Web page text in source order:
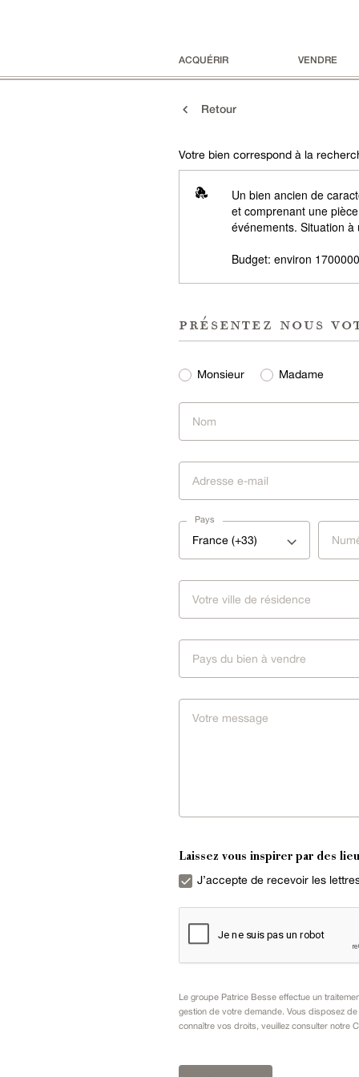
ACQUÉRIR VENDRE
Retour
Votre bien correspond à la
Un bien ancien de
et comprenant une
événements. Situation
Budget: environ
présentez nous
Monsieur Madame
Pays
France (+33)
Pays du bien à vendre
Laissez vous inspirer par des
J’accepte de recevoir les
Le groupe Patrice Besse effectue un
gestion de votre demande. Vous disposez
connaître vos droits, veuillez consulter notre